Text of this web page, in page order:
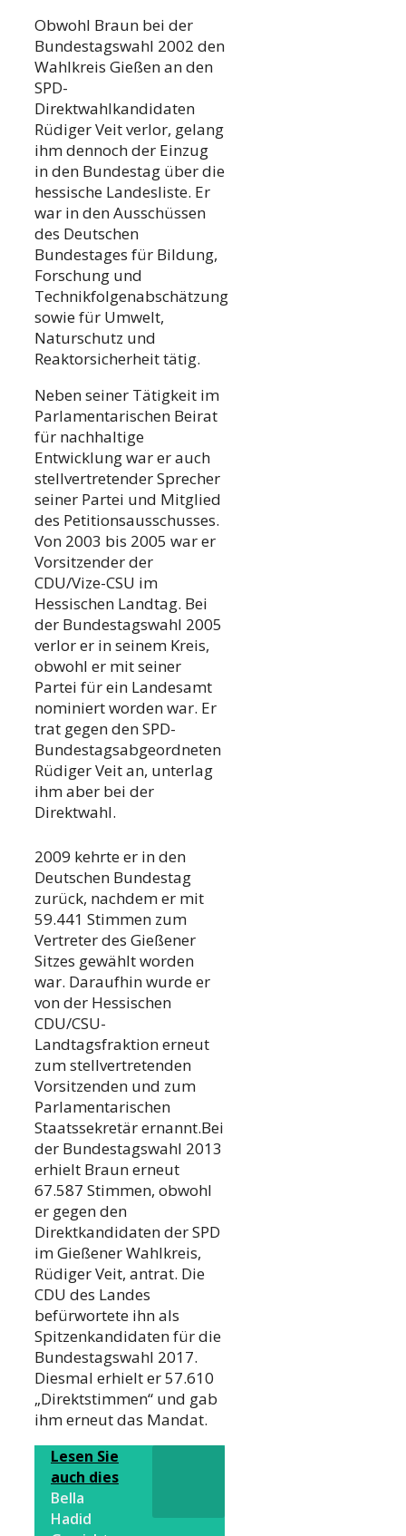
Obwohl Braun bei der
Bundestagswahl 2002 den
Wahlkreis Gießen an den
SPD-
Direktwahlkandidaten
Rüdiger Veit verlor, gelang
ihm dennoch der Einzug
in den Bundestag über die
hessische Landesliste. Er
war in den Ausschüssen
des Deutschen
Bundestages für Bildung,
Forschung und
Technikfolgenabschätzung
sowie für Umwelt,
Naturschutz und
Reaktorsicherheit tätig.
Neben seiner Tätigkeit im
Parlamentarischen Beirat
für nachhaltige
Entwicklung war er auch
stellvertretender Sprecher
seiner Partei und Mitglied
des Petitionsausschusses.
Von 2003 bis 2005 war er
Vorsitzender der
CDU/Vize-CSU im
Hessischen Landtag. Bei
der Bundestagswahl 2005
verlor er in seinem Kreis,
obwohl er mit seiner
Partei für ein Landesamt
nominiert worden war. Er
trat gegen den SPD-
Bundestagsabgeordneten
Rüdiger Veit an, unterlag
ihm aber bei der
Direktwahl.
2009 kehrte er in den
Deutschen Bundestag
zurück, nachdem er mit
59.441 Stimmen zum
Vertreter des Gießener
Sitzes gewählt worden
war. Daraufhin wurde er
von der Hessischen
CDU/CSU-
Landtagsfraktion erneut
zum stellvertretenden
Vorsitzenden und zum
Parlamentarischen
Staatssekretär ernannt.Bei
der Bundestagswahl 2013
erhielt Braun erneut
67.587 Stimmen, obwohl
er gegen den
Direktkandidaten der SPD
im Gießener Wahlkreis,
Rüdiger Veit, antrat. Die
CDU des Landes
befürwortete ihn als
Spitzenkandidaten für die
Bundestagswahl 2017.
Diesmal erhielt er 57.610
„Direktstimmen“ und gab
ihm erneut das Mandat.
Lesen Sie
auch dies
Bella
Hadid